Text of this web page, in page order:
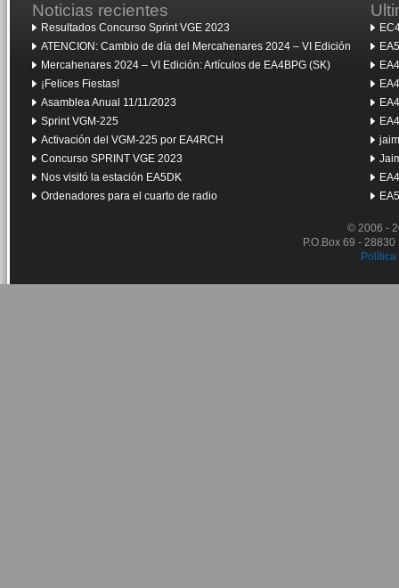
Noticias recientes
Resultados Concurso Sprint VGE 2023
ATENCION: Cambio de día del Mercahenares 2024 – VI Edición
Mercahenares 2024 – VI Edición: Artículos de EA4BPG (SK)
¡Felices Fiestas!
Asamblea Anual 11/11/2023
Sprint VGM-225
Activación del VGM-225 por EA4RCH
Concurso SPRINT VGE 2023
Nos visitó la estación EA5DK
Ordenadores para el cuarto de radio
© 2006 -
P.O.Box 69 -